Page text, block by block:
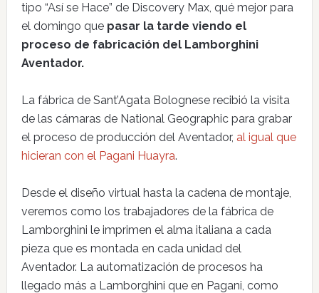
tipo “Así se Hace” de Discovery Max, qué mejor para
el domingo que pasar la tarde viendo el
proceso de fabricación del Lamborghini
Aventador.
La fábrica de Sant’Agata Bolognese recibió la visita
de las cámaras de National Geographic para grabar
el proceso de producción del Aventador, al igual que
hicieran con el Pagani Huayra.
Desde el diseño virtual hasta la cadena de montaje,
veremos como los trabajadores de la fábrica de
Lamborghini le imprimen el alma italiana a cada
pieza que es montada en cada unidad del
Aventador. La automatización de procesos ha
llegado más a Lamborghini que en Pagani, como